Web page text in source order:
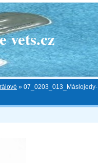
vets.cz
» 07_0203_013_Máslojedy-